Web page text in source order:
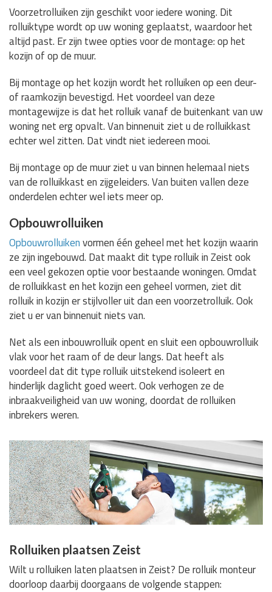
Voorzetrolluiken zijn geschikt voor iedere woning. Dit
rolluiktype wordt op uw woning geplaatst, waardoor het
altijd past. Er zijn twee opties voor de montage: op het
kozijn of op de muur.
Bij montage op het kozijn wordt het rolluiken op een deur-
of raamkozijn bevestigd. Het voordeel van deze
montagewijze is dat het rolluik vanaf de buitenkant van uw
woning net erg opvalt. Van binnenuit ziet u de rolluikkast
echter wel zitten. Dat vindt niet iedereen mooi.
Bij montage op de muur ziet u van binnen helemaal niets
van de rolluikkast en zijgeleiders. Van buiten vallen deze
onderdelen echter wel iets meer op.
Opbouwrolluiken
Opbouwrolluikenvormen één geheel met het kozijn waarin
ze zijn ingebouwd. Dat maakt dit type rolluik in Zeist ook
een veel gekozen optie voor bestaande woningen. Omdat
de rolluikkast en het kozijn een geheel vormen, ziet dit
rolluik in kozijn er stijlvoller uit dan een voorzetrolluik. Ook
ziet u er van binnenuit niets van.
Net als een inbouwrolluik opent en sluit een opbouwrolluik
vlak voor het raam of de deur langs. Dat heeft als
voordeel dat dit type rolluik uitstekend isoleert en
hinderlijk daglicht goed weert. Ook verhogen ze de
inbraakveiligheid van uw woning, doordat de rolluiken
inbrekers weren.
Rolluiken plaatsen Zeist
Wilt u rolluiken laten plaatsen in Zeist? De rolluik monteur
doorloop daarbij doorgaans de volgende stappen: